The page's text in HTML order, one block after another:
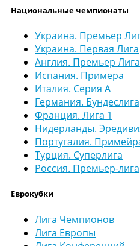
Национальные чемпионаты
Украина. Премьер
Украина. Первая Лига
Англия. Премьер Лига
Испания. Примера
Италия. Серия А
Германия. Бундеслига
Франция. Лига 1
Нидерланды.
Португалия.
Турция. Суперлига
Россия. Премьер-лига
Еврокубки
Лига Чемпионов
Лига Европы